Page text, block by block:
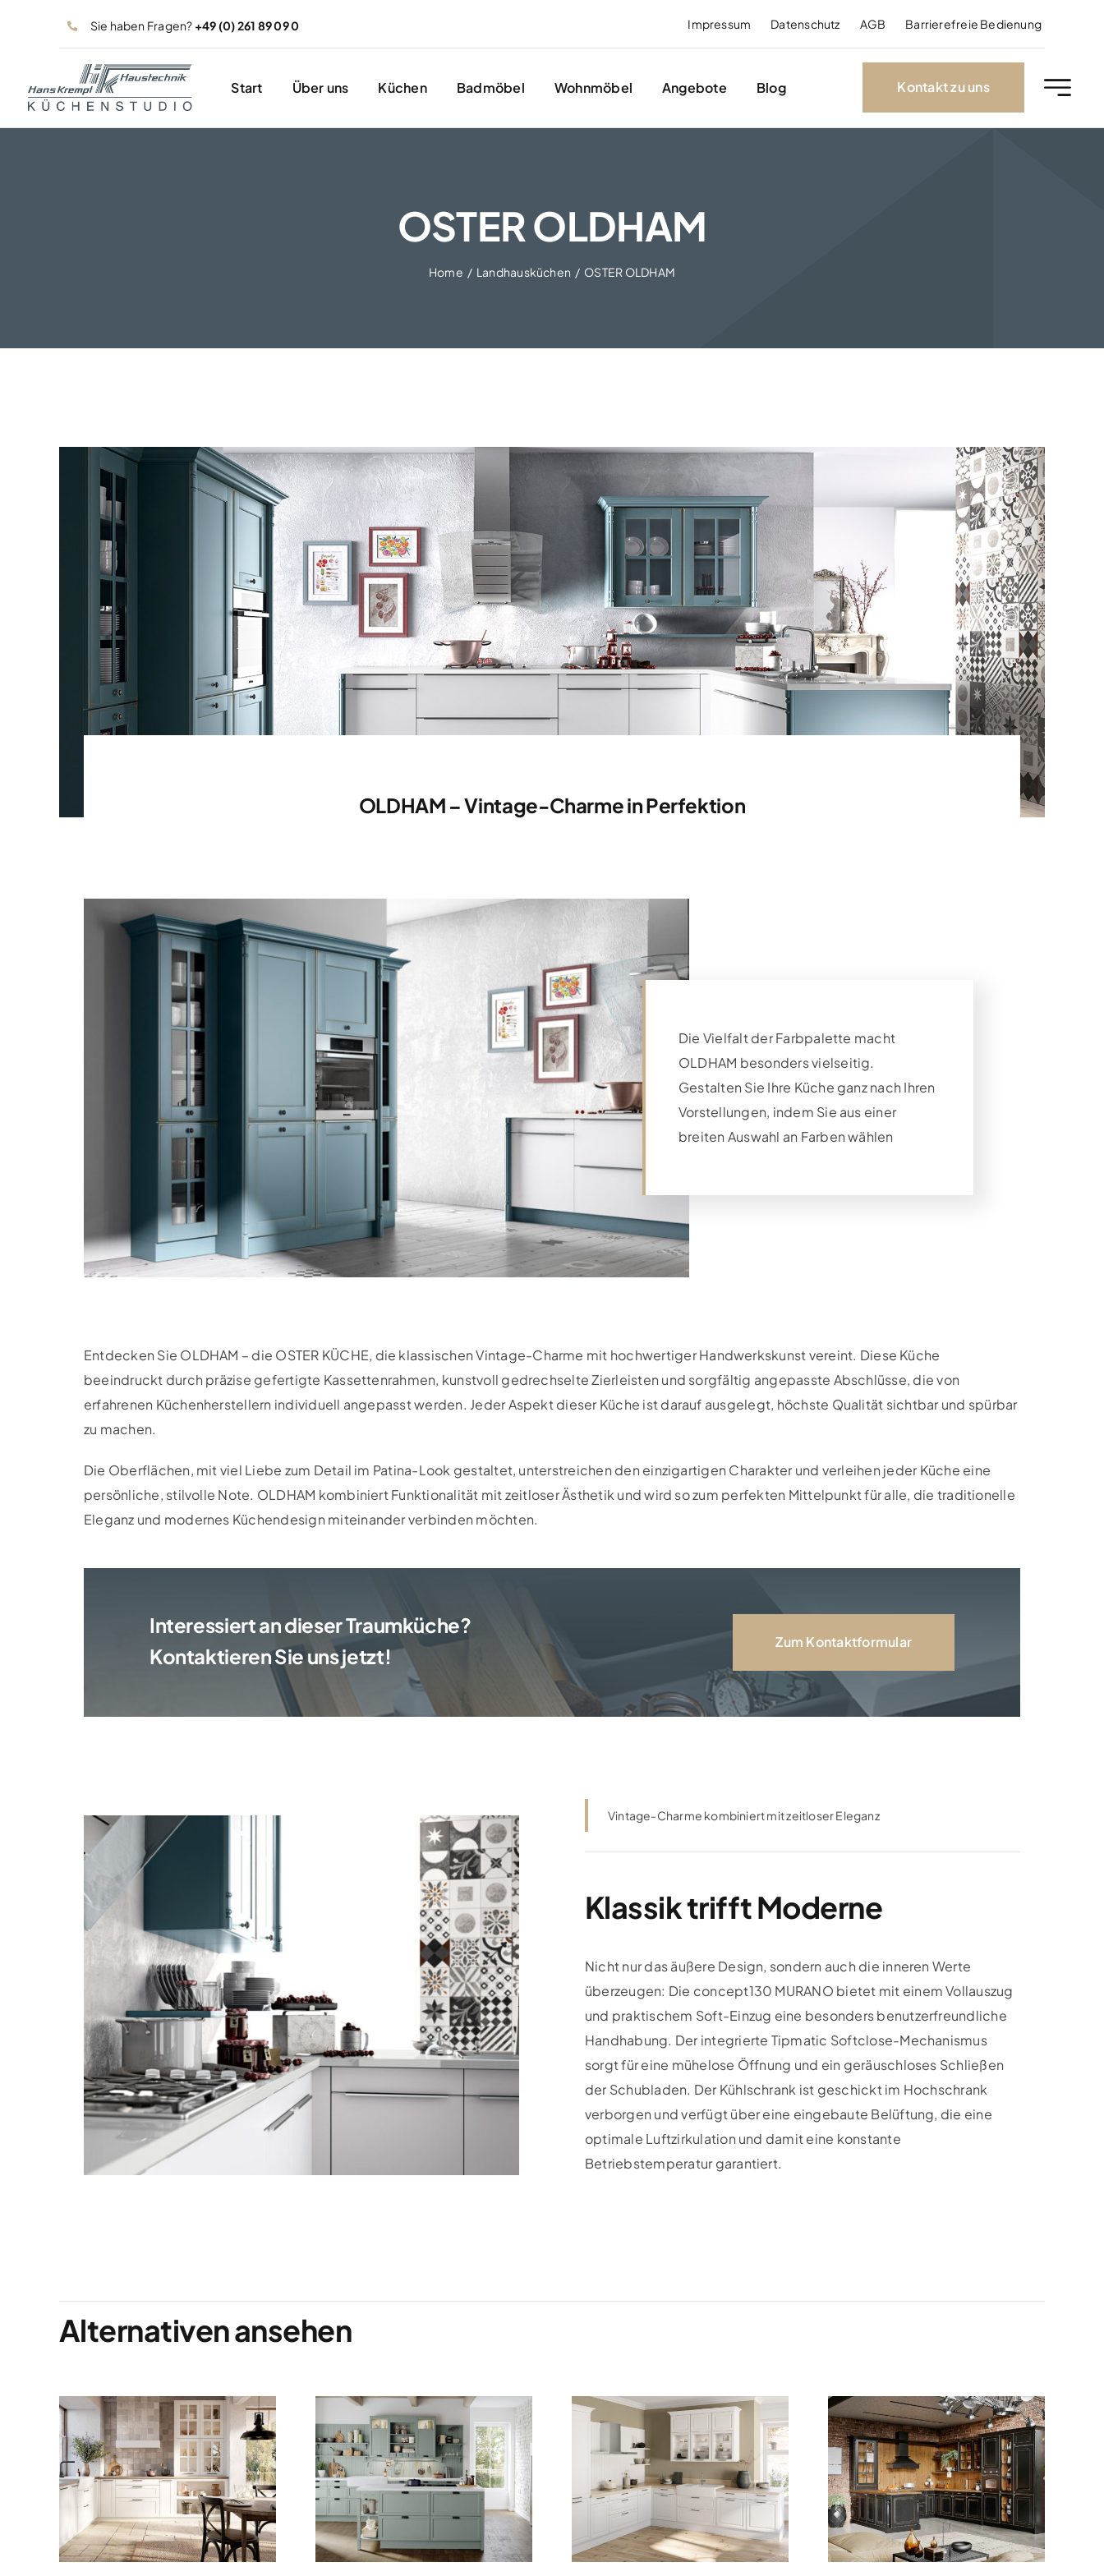
Sie haben Fragen? +49 (0) 261 89 09 0 Impressum Datenschutz AGB Barrierefreie Bedienung
Start Über uns Küchen Badmöbel Wohnmöbel Angebote Blog Kontakt zu uns
OSTER OLDHAM
Home Landhausküchen OSTER OLDHAM
OLDHAM – Vintage-Charme in Perfektion
Die Vielfalt der Farbpalette macht
OLDHAM besonders vielseitig.
Gestalten Sie Ihre Küche ganz nach Ihren
Vorstellungen, indem Sie aus einer
breiten Auswahl an Farben wählen
Entdecken Sie OLDHAM – die OSTER KÜCHE, die klassischen Vintage-Charme mit hochwertiger Handwerkskunst vereint. Diese Küche
beeindruckt durch präzise gefertigte Kassettenrahmen, kunstvoll gedrechselte Zierleisten und sorgfältig angepasste Abschlüsse, die von
erfahrenen Küchenherstellern individuell angepasst werden. Jeder Aspekt dieser Küche ist darauf ausgelegt, höchste Qualität sichtbar und spürbar
zu machen.
Die Oberflächen, mit viel Liebe zum Detail im Patina-Look gestaltet, unterstreichen den einzigartigen Charakter und verleihen jeder Küche eine
persönliche, stilvolle Note. OLDHAM kombiniert Funktionalität mit zeitloser Ästhetik und wird so zum perfekten Mittelpunkt für alle, die traditionelle
Eleganz und modernes Küchendesign miteinander verbinden möchten.
Interessiert an dieser Traumküche?
Kontaktieren Sie uns jetzt!
Zum Kontaktformular
Vintage-Charme kombiniert mit zeitloser Eleganz
Klassik trifft Moderne
Nicht nur das äußere Design, sondern auch die inneren Werte
überzeugen: Die concept130 MURANO bietet mit einem Vollauszug
und praktischem Soft-Einzug eine besonders benutzerfreundliche
Handhabung. Der integrierte Tipmatic Softclose-Mechanismus
sorgt für eine mühelose Öffnung und ein geräuschloses Schließen
der Schubladen. Der Kühlschrank ist geschickt im Hochschrank
verborgen und verfügt über eine eingebaute Belüftung, die eine
optimale Luftzirkulation und damit eine konstante
Betriebstemperatur garantiert.
Alternativen ansehen